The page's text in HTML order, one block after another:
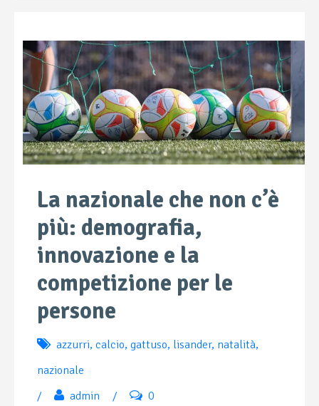
La nazionale che non c’è
più: demografia,
innovazione e la
competizione per le
persone
azzurri, calcio, gattuso, lisander, natalità,
nazionale
/
admin / 0